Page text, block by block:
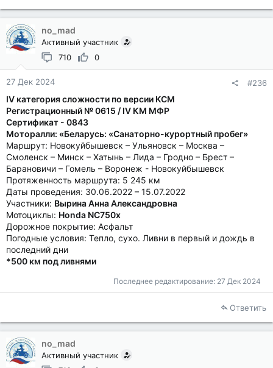
no_mad
Активный участник
710
0
27 Дек 2024 #236
IV категория сложности по версии КСМ
Регистрационный № 0615 / IV КМ МФР
Сертификат - 0843
Моторалли: «Беларусь: «Санаторно-курортный пробег»
Маршрут: Новокуйбышевск – Ульяновск – Москва –
Смоленск – Минск – Хатынь – Лида – Гродно – Брест –
Барановичи – Гомель – Воронеж - Новокуйбышевск
Протяженность маршрута: 5 245 км
Даты проведения: 30.06.2022 – 15.07.2022
Участники: Вырина Анна Александровна
Мотоциклы: Honda NC750x
Дорожное покрытие: Асфальт
Погодные условия: Тепло, сухо. Ливни в первый и дождь в
последний дни
*500 км под ливнями
Последнее редактирование: 27 Дек 2024
Ответить
no_mad
Активный участник